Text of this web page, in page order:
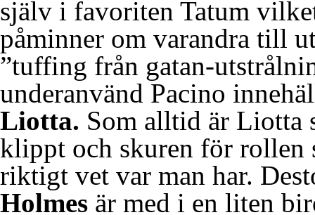
själv i favoriten Tatum
påminner om varandra till
”tuffing från gatan-
underanvänd Pacino
Liotta. Som alltid är Liotta
klippt och skuren för rollen
riktigt vet var man har.
Holmes är med i en liten